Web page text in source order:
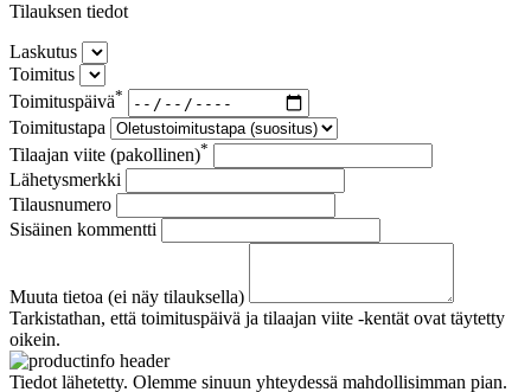
Tilauksen tiedot
Laskutus
Toimitus
Toimituspäivä*
Toimitustapa
Tilaajan viite (pakollinen)*
Lähetysmerkki
Tilausnumero
Sisäinen kommentti
Muuta tietoa (ei näy tilauksella)
Tarkistathan, että toimituspäivä ja tilaajan viite -kentät ovat täytetty
oikein.
Tiedot lähetetty. Olemme sinuun yhteydessä mahdollisimman pian.